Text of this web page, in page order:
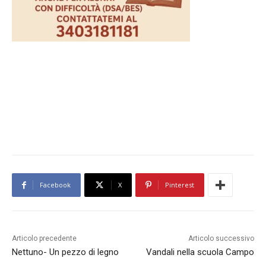
Facebook X Pinterest
Articolo precedente
Nettuno- Un pezzo di legno
Articolo successivo
Vandali nella scuola Campo